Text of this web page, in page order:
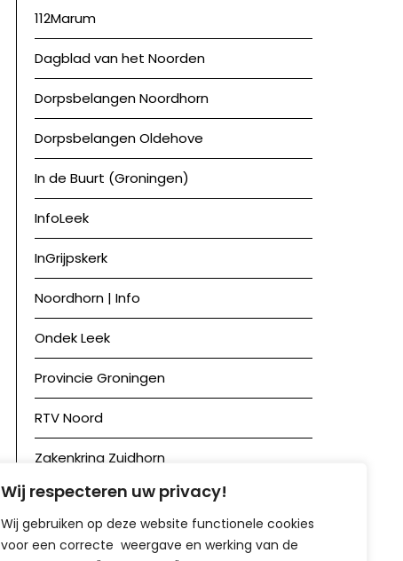
Wij respecteren uw privacy!
Wij gebruiken op deze website functionele cookies
voor een correcte weergave en werking van de
112Marum
Dagblad van het Noorden
Dorpsbelangen Noordhorn
Dorpsbelangen Oldehove
In de Buurt (Groningen)
InfoLeek
InGrijpskerk
Noordhorn | Info
Ondek Leek
Provincie Groningen
RTV Noord
Zakenkring Zuidhorn
Zuidhorn in Beeld
Achief